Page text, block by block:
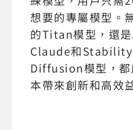
想要的專屬模型。
的Titan模型，還
Claude和
Diffusion模型，都
本帶來創新和高效